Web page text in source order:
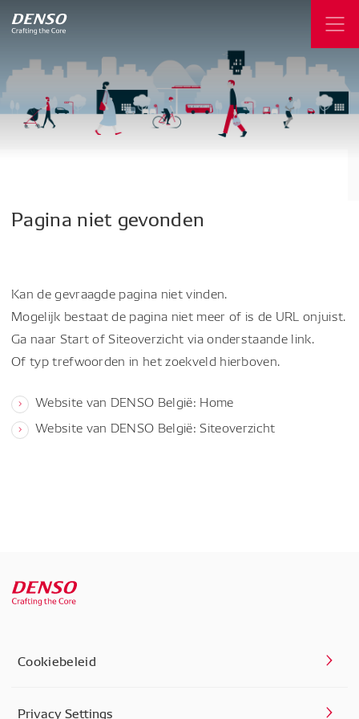
Pagina niet gevonden
Kan de gevraagde pagina niet vinden.
Mogelijk bestaat de pagina niet meer of is de URL onjuist.
Ga naar Start of Siteoverzicht via onderstaande link.
Of typ trefwoorden in het zoekveld hierboven.
Website van DENSO België: Home
Website van DENSO België: Siteoverzicht
Cookiebeleid
Privacy Settings